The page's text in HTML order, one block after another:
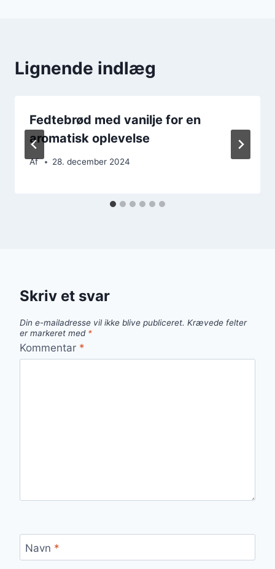
Lignende indlæg
Fedtebrød med vanilje for en
aromatisk oplevelse
Af 28. december 2024
Skriv et svar
Din e-mailadresse vil ikke blive publiceret. Krævede felter
er markeret med *
Kommentar *
Navn *